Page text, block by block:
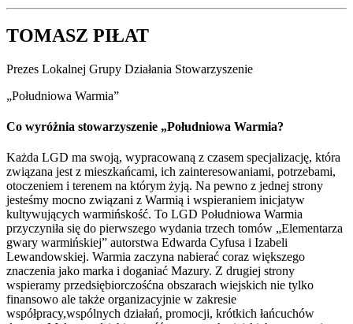
TOMASZ PIŁAT
Prezes Lokalnej Grupy Działania Stowarzyszenie
„Południowa Warmia”
Co wyróżnia stowarzyszenie „Południowa Warmia?
Każda LGD ma swoją, wypracowaną z czasem specjalizację, która
związana jest z mieszkańcami, ich zainteresowaniami, potrzebami,
otoczeniem i terenem na którym żyją. Na pewno z jednej strony
jesteśmy mocno związani z Warmią i wspieraniem inicjatyw
kultywujących warmińskość. To LGD Południowa Warmia
przyczyniła się do pierwszego wydania trzech tomów „Elementarza
gwary warmińskiej” autorstwa Edwarda Cyfusa i Izabeli
Lewandowskiej. Warmia zaczyna nabierać coraz większego
znaczenia jako marka i doganiać Mazury. Z drugiej strony
wspieramy przedsiębiorczośćna obszarach wiejskich nie tylko
finansowo ale także organizacyjnie w zakresie
współpracy,wspólnych działań, promocji, krótkich łańcuchów